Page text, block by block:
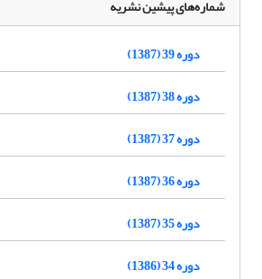
شماره‌های پیشین نشریه
دوره 39 (1387)
دوره 38 (1387)
دوره 37 (1387)
دوره 36 (1387)
دوره 35 (1387)
دوره 34 (1386)